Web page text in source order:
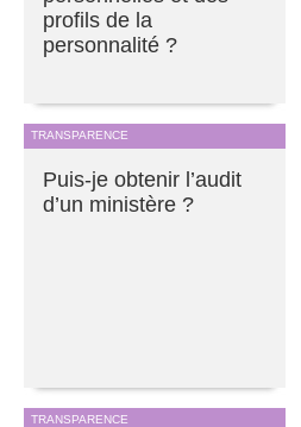
profils de la
personnalité ?
TRANSPARENCE
Puis-je obtenir l’audit
d’un ministère ?
TRANSPARENCE